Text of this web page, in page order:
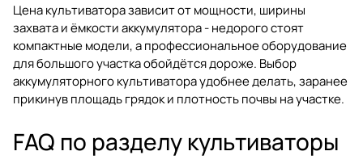
Цена культиватора зависит от мощности, ширины
захвата и ёмкости аккумулятора - недорого стоят
компактные модели, а профессиональное оборудование
для большого участка обойдётся дороже. Выбор
аккумуляторного культиватора удобнее делать, заранее
прикинув площадь грядок и плотность почвы на участке.
FAQ по разделу культиваторы